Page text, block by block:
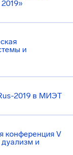
и
2019 в МИЭТ
конференция V
и